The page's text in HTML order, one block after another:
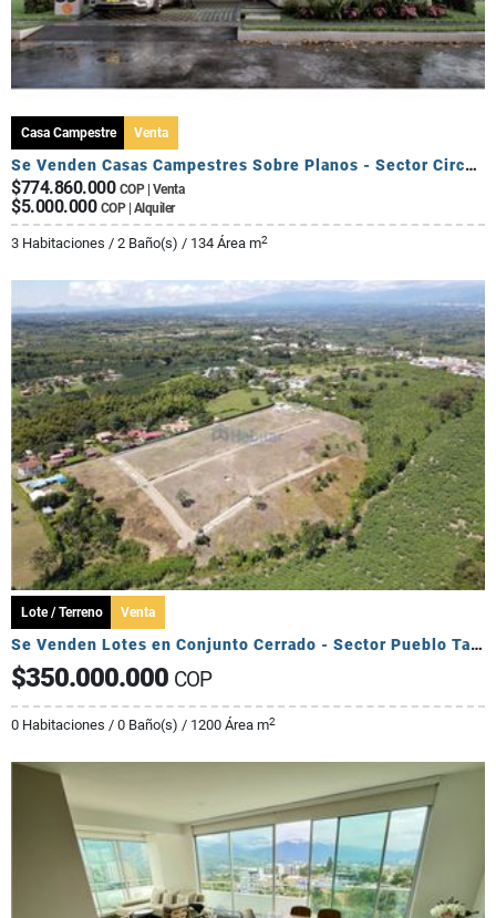
Casa Campestre Venta
Se Venden Casas Campestres Sobre Planos - Sector Circasia
$774.860.000 COP | Venta
$5.000.000 COP | Alquiler
3 Habitaciones / 2 Baño(s) / 134 Área m2
Lote / Terreno Venta
Se Venden Lotes en Conjunto Cerrado - Sector Pueblo Tapado
$350.000.000 COP
0 Habitaciones / 0 Baño(s) / 1200 Área m2